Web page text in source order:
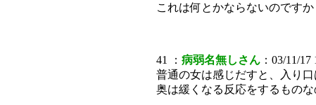
これは何とかならないのです
41 ： 病弱名無しさん ：03/11/
普通の女は感じだすと、入り口
奥は緩くなる反応をするものな